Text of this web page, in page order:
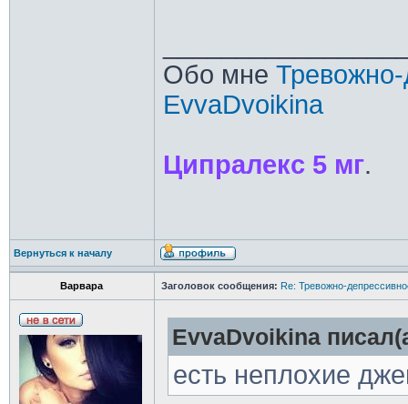
Обо мне Тревожно-
EvvaDvoikina
Ципралекс 5 мг.
Вернуться к началу
Варвара Заголовок сообщения: Re: Тревожно-
EvvaDvoikina
есть неплохие